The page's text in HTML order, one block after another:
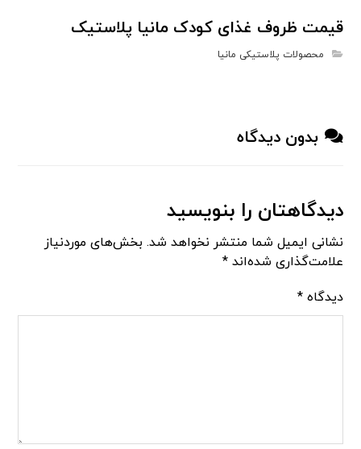
قیمت ظروف غذای کودک مانیا پلاستیک
محصولات پلاستیکی مانیا
بدون دیدگاه
دیدگاهتان را بنویسید
نشانی ایمیل شما منتشر نخواهد شد. بخش‌های موردنیاز
علامت‌گذاری شده‌اند*
دیدگاه*